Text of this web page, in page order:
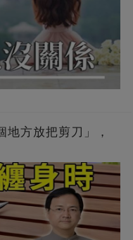
方放把剪刀」，